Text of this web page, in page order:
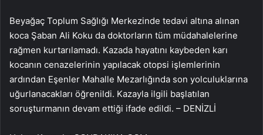
Beyağaç Toplum Sağlığı Merkezinde tedavi altına alınan
koca Şaban Ali Koku da doktorların tüm müdahalelerine
rağmen kurtarılamadı. Kazada hayatını kaybeden karı
kocanın cenazelerinin yapılacak otopsi işlemlerinin
ardından Eşenler Mahalle Mezarlığında son yolculuklarına
uğurlanacakları öğrenildi. Kazayla ilgili başlatılan
soruşturmanın devam ettiği ifade edildi. – DENİZLİ